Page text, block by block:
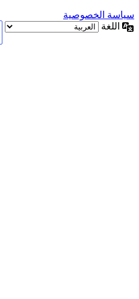
سياسة الخصوصية
اللغة